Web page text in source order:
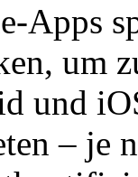
Apps
um
und
– je